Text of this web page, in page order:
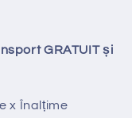
GRATUIT și
x Înalțime